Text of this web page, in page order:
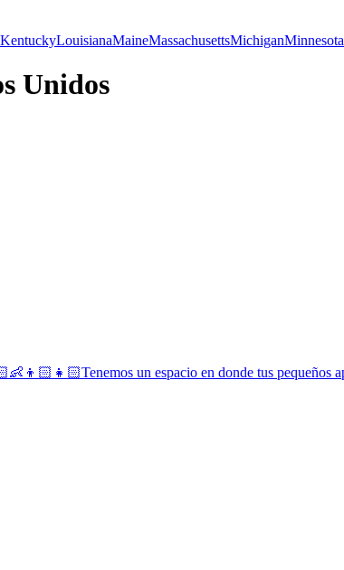
KentuckyLouisianaMaineMassachusettsMichiganMinnesota
Unidos
un espacio en donde tus pequeños